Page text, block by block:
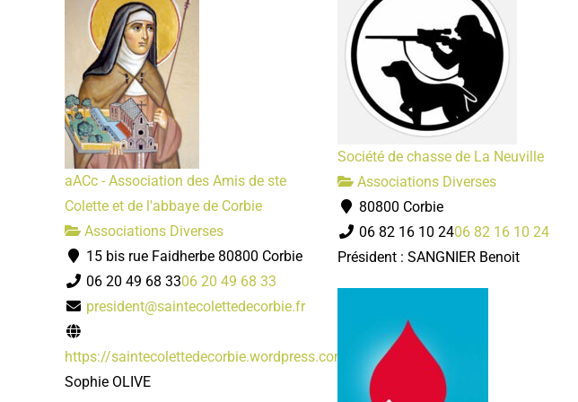
Société de chasse de La Neuville
Associations Diverses
80800 Corbie
06 82 16 10 2406 82 16 10 24
Président : SANGNIER Benoit
aACc - Association des Amis de ste
Colette et de l'abbaye de Corbie
Associations Diverses
15 bis rue Faidherbe 80800 Corbie
06 20 49 68 3306 20 49 68 33
president@saintecolettedecorbie.fr
https://saintecolettedecorbie.wordpress.com/
Sophie OLIVE